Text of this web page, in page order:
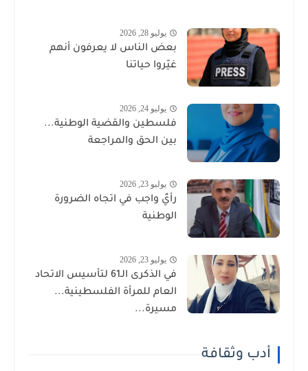
يوليو 28, 2026
بعض الناس لا يعرفون أنهم
غيّروا حياتنا
يوليو 24, 2026
فلسطين والقضية الوطنية...
بين الحق والمراجعة
يوليو 23, 2026
رأيٌ واجب في اتجاه الضرورة
الوطنية
يوليو 23, 2026
في الذكرى الـ61 لتأسيس الاتحاد
العام للمرأة الفلسطينية...
مسيرة...
أدب وثقافة